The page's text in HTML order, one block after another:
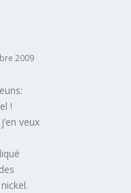
2009
!
veux